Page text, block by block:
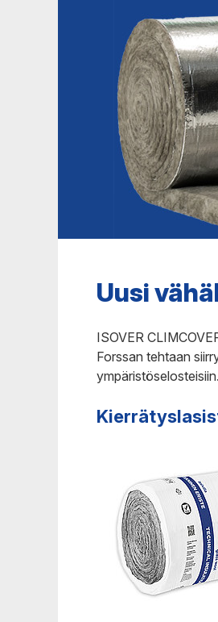
Uusi
ISOVER
Forssan tehtaan
ympäristöselosteisiin.